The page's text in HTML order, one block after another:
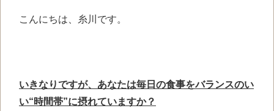
こんにちは、糸川です。
いきなりですが、あなたは毎日の食事をバランスのい
い“時間帯”に摂れていますか？